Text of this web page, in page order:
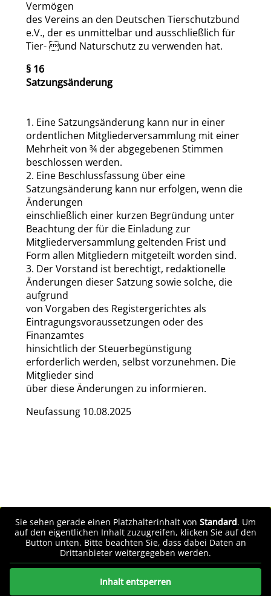
Vermögen
des Vereins an den Deutschen Tierschutzbund
e.V., der es unmittelbar und ausschließlich für
Tier- und Naturschutz zu verwenden hat.
§ 16
Satzungsänderung
1. Eine Satzungsänderung kann nur in einer
ordentlichen Mitgliederversammlung mit einer
Mehrheit von ¾ der abgegebenen Stimmen
beschlossen werden.
2. Eine Beschlussfassung über eine
Satzungsänderung kann nur erfolgen, wenn die
Änderungen
einschließlich einer kurzen Begründung unter
Beachtung der für die Einladung zur
Mitgliederversammlung geltenden Frist und
Form allen Mitgliedern mitgeteilt worden sind.
3. Der Vorstand ist berechtigt, redaktionelle
Änderungen dieser Satzung sowie solche, die
aufgrund
von Vorgaben des Registergerichtes als
Eintragungsvoraussetzungen oder des
Finanzamtes
hinsichtlich der Steuerbegünstigung
erforderlich werden, selbst vorzunehmen. Die
Mitglieder sind
über diese Änderungen zu informieren.
Neufassung 10.08.2025
Sie sehen gerade einen Platzhalterinhalt von Standard. Um
auf den eigentlichen Inhalt zuzugreifen, klicken Sie auf den
Button unten. Bitte beachten Sie, dass dabei Daten an
Drittanbieter weitergegeben werden.
Inhalt entsperren